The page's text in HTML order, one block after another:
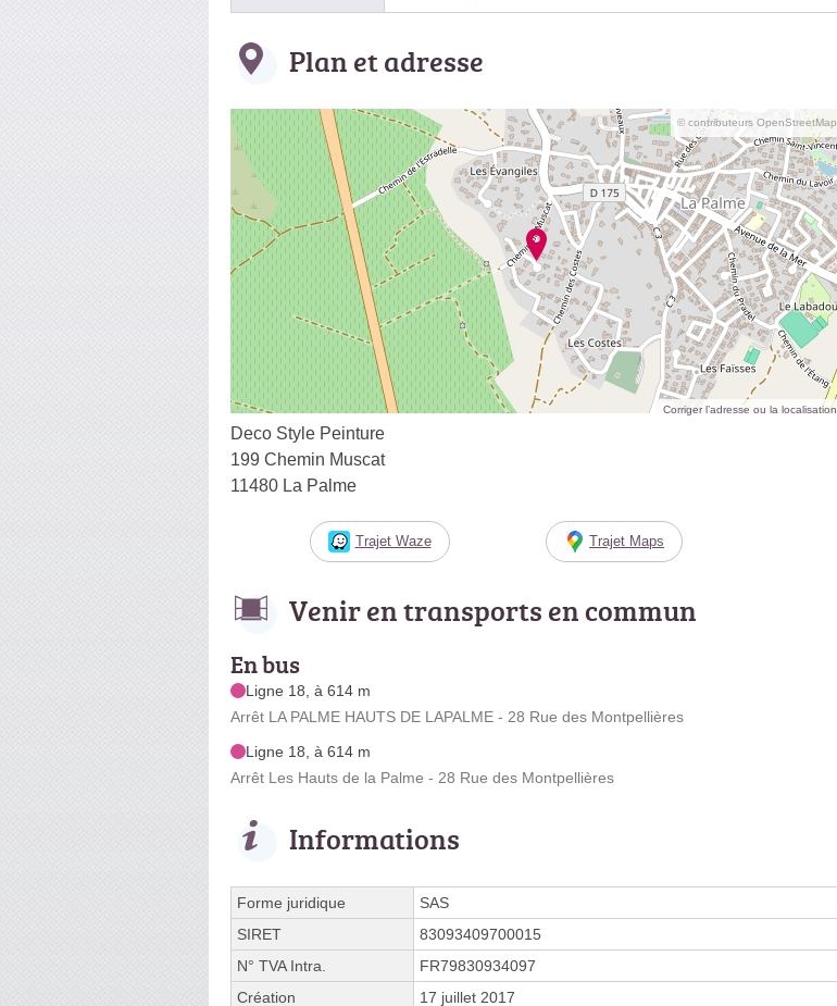
Plan et adresse
© contributeurs OpenStreetMap
Corriger l’adresse ou la localisation
Deco Style Peinture
199 Chemin Muscat
11480 La Palme
Trajet Waze Trajet Maps
Venir en transports en commun
En bus
Ligne 18, à 614 m
Arrêt LA PALME HAUTS DE LAPALME - 28 Rue des Montpellières
Ligne 18, à 614 m
Arrêt Les Hauts de la Palme - 28 Rue des Montpellières
Informations
Forme juridique
SAS
SIRET
83093409700015
N° TVA Intra.
FR79830934097
Création
17 juillet 2017